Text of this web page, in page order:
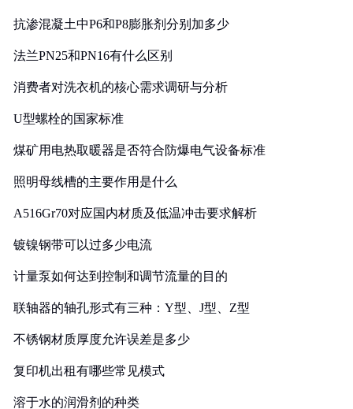
抗渗混凝土中P6和P8膨胀剂分别加多少
法兰PN25和PN16有什么区别
消费者对洗衣机的核心需求调研与分析
U型螺栓的国家标准
煤矿用电热取暖器是否符合防爆电气设备标准
照明母线槽的主要作用是什么
A516Gr70对应国内材质及低温冲击要求解析
镀镍钢带可以过多少电流
计量泵如何达到控制和调节流量的目的
联轴器的轴孔形式有三种：Y型、J型、Z型
不锈钢材质厚度允许误差是多少
复印机出租有哪些常见模式
溶于水的润滑剂的种类